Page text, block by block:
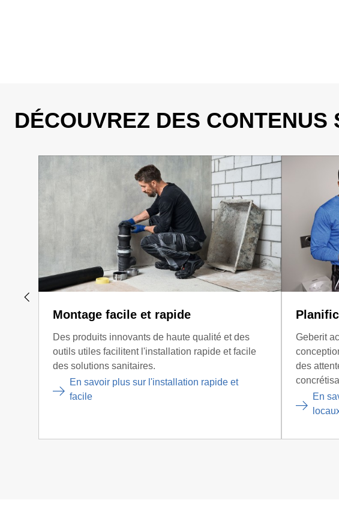
DÉCOUVREZ DES CONTENUS
Montage facile et rapide
Des produits innovants de haute qualité et des
outils utiles facilitent l'installation rapide et facile
des solutions sanitaires.
En savoir plus sur l'installation rapide et
facile
Geberit
des
En